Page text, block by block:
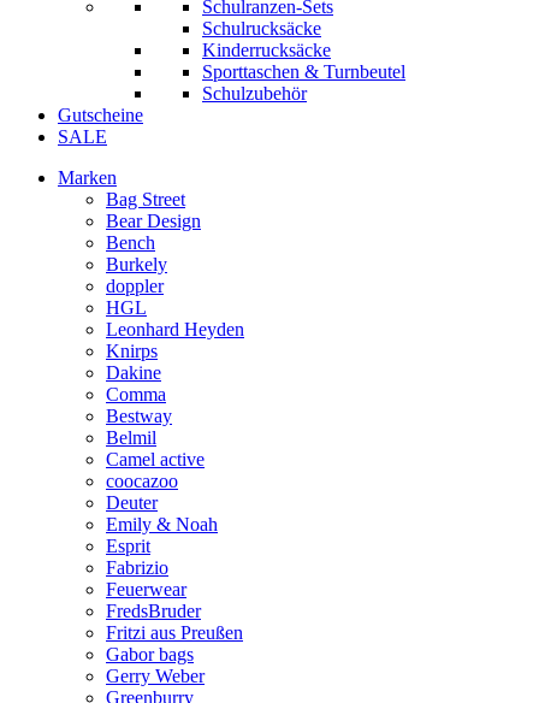
Schulranzen-Sets
Schulrucksäcke
Kinderrucksäcke
Sporttaschen & Turnbeutel
Schulzubehör
Gutscheine
SALE
Marken
Bag Street
Bear Design
Bench
Burkely
doppler
HGL
Leonhard Heyden
Knirps
Dakine
Comma
Bestway
Belmil
Camel active
coocazoo
Deuter
Emily & Noah
Esprit
Fabrizio
Feuerwear
FredsBruder
Fritzi aus Preußen
Gabor bags
Gerry Weber
Greenburry